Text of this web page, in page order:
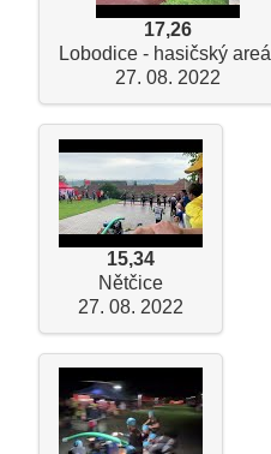
17,26
Lobodice - hasičský areál
27. 08. 2022
15,34
Nětčice
27. 08. 2022